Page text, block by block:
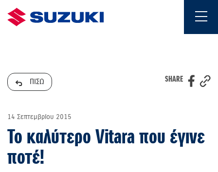
ΠΙΣΩ SHARE
14 Σεπτεμβρίου 2015
Το καλύτερο Vitara που έγινε
ποτέ!